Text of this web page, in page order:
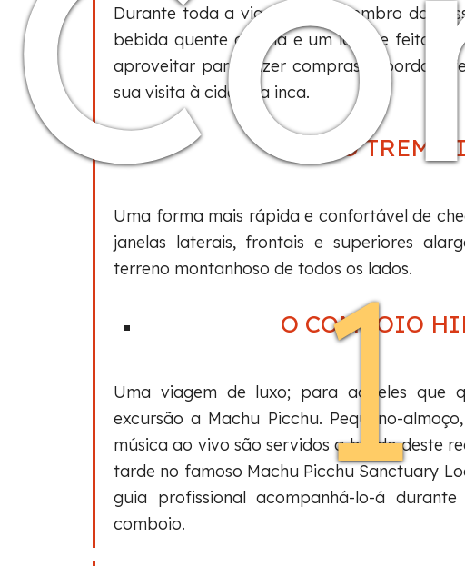
Durante toda a viagem, um membro do
bebida quente ou fria e um lanche feito
aproveitar para fazer compras a bordo,
sua visita à cidadela inca.
O TREM
Uma forma mais rápida e confortável de
janelas laterais, frontais e superiores
terreno montanhoso de todos os lados.
O COMBOIO
Uma viagem de luxo; para aqueles que
excursão a Machu Picchu. Pequeno-
música ao vivo são servidos a bordo deste
tarde no famoso Machu Picchu Sanctuary
guia profissional acompanhá-lo-á
comboio.